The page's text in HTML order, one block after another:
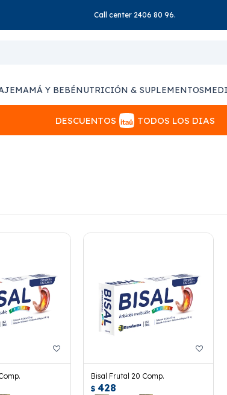
Call center 2406 80 96.
MAMÁ Y BEBÉNUTRICIÓN & SUPLEMENTOS
DESCUENTOS TODOS LOS DIAS
Bisal Frutal 20 Comp.
$ 428